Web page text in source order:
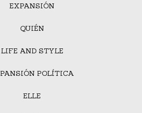
EXPANSIÓN
QUIÉN
LIFE AND STYLE
POLÍTICA
ELLE